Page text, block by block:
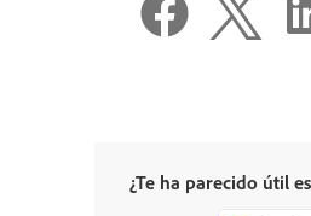
¿Te ha parecido útil